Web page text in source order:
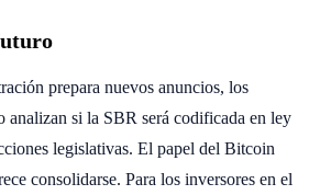
prepara nuevos anuncios, los
analizan si la SBR será codificada en ley
legislativas. El papel del Bitcoin
consolidarse. Para los inversores en el